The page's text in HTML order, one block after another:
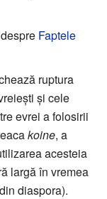
Faptele
ruptura
şi cele
evrei a folosirii
koine, a
acesteia
largă în vremea
diaspora).